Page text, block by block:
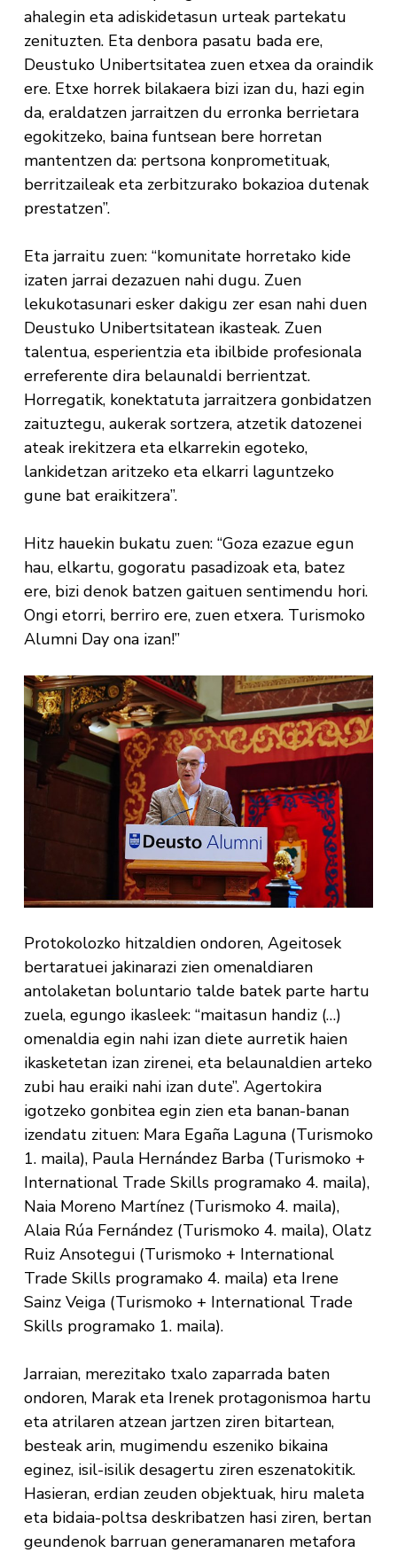
ahalegin eta adiskidetasun urteak partekatu
zenituzten. Eta denbora pasatu bada ere,
Deustuko Unibertsitatea zuen etxea da oraindik
ere. Etxe horrek bilakaera bizi izan du, hazi egin
da, eraldatzen jarraitzen du erronka berrietara
egokitzeko, baina funtsean bere horretan
mantentzen da: pertsona konprometituak,
berritzaileak eta zerbitzurako bokazioa dutenak
prestatzen”.
Eta jarraitu zuen: “komunitate horretako kide
izaten jarrai dezazuen nahi dugu. Zuen
lekukotasunari esker dakigu zer esan nahi duen
Deustuko Unibertsitatean ikasteak. Zuen
talentua, esperientzia eta ibilbide profesionala
erreferente dira belaunaldi berrientzat.
Horregatik, konektatuta jarraitzera gonbidatzen
zaituztegu, aukerak sortzera, atzetik datozenei
ateak irekitzera eta elkarrekin egoteko,
lankidetzan aritzeko eta elkarri laguntzeko
gune bat eraikitzera”.
Hitz hauekin bukatu zuen: “Goza ezazue egun
hau, elkartu, gogoratu pasadizoak eta, batez
ere, bizi denok batzen gaituen sentimendu hori.
Ongi etorri, berriro ere, zuen etxera. Turismoko
Alumni Day ona izan!”
Protokolozko hitzaldien ondoren, Ageitosek
bertaratuei jakinarazi zien omenaldiaren
antolaketan boluntario talde batek parte hartu
zuela, egungo ikasleek: “maitasun handiz (…)
omenaldia egin nahi izan diete aurretik haien
ikasketetan izan zirenei, eta belaunaldien arteko
zubi hau eraiki nahi izan dute”. Agertokira
igotzeko gonbitea egin zien eta banan-banan
izendatu zituen: Mara Egaña Laguna (Turismoko
1. maila), Paula Hernández Barba (Turismoko +
International Trade Skills programako 4. maila),
Naia Moreno Martínez (Turismoko 4. maila),
Alaia Rúa Fernández (Turismoko 4. maila), Olatz
Ruiz Ansotegui (Turismoko + International
Trade Skills programako 4. maila) eta Irene
Sainz Veiga (Turismoko + International Trade
Skills programako 1. maila).
Jarraian, merezitako txalo zaparrada baten
ondoren, Marak eta Irenek protagonismoa hartu
eta atrilaren atzean jartzen ziren bitartean,
besteak arin, mugimendu eszeniko bikaina
eginez, isil-isilik desagertu ziren eszenatokitik.
Hasieran, erdian zeuden objektuak, hiru maleta
eta bidaia-poltsa deskribatzen hasi ziren, bertan
geundenok barruan generamanaren metafora